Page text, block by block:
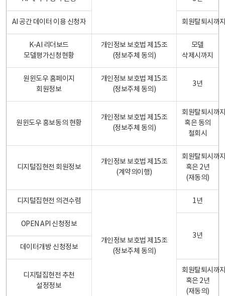
AI 공간 데이터 이용 신청자 회원탈퇴시까
K-AI 리더보드
모델평가신청현황
개인정보 보호법 제15조
(정보주체 동의)
모델
삭제시까지
원윈도우 홈페이지
회원정보
개인정보 보호법 제15조
(정보주체 동의)
3년
원윈도우 홍보동의 현황
개인정보 보호법 제15조
(정보주체 동의)
회원탈퇴시까
혹은 동의
철회시
디지털집현전 회원정보
개인정보 보호법 제15조
(계약의이행)
회원탈퇴시까
혹은 2년
(재동의)
디지털집현전 의견수렴
개인정보 보호법 제15조
(정보주체 동의)
1년
OPEN API 신청정보
3년
데이터개방 신청정보
디지털집현전 추천
설정정보
회원탈퇴시까
혹은 2년
(재동의)